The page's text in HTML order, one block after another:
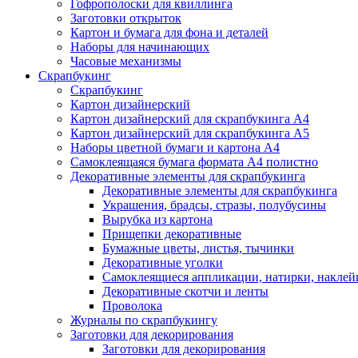
Гофрополоски для квиллинга
Заготовки открыток
Картон и бумага для фона и деталей
Наборы для начинающих
Часовые механизмы
Скрапбукинг
Скрапбукинг
Картон дизайнерский
Картон дизайнерский для скрапбукинга А4
Картон дизайнерский для скрапбукинга А5
Наборы цветной бумаги и картона А4
Самоклеящаяся бумага формата А4 полистно
Декоративные элементы для скрапбукинга
Декоративные элементы для скрапбукинга
Украшения, брадсы, стразы, полубусины
Вырубка из картона
Прищепки декоративные
Бумажные цветы, листья, тычинки
Декоративные уголки
Самоклеящиеся аппликации, натирки,
Декоративные скотчи и ленты
Проволока
Журналы по скрапбукингу
Заготовки для декорирования
Заготовки для декорирования